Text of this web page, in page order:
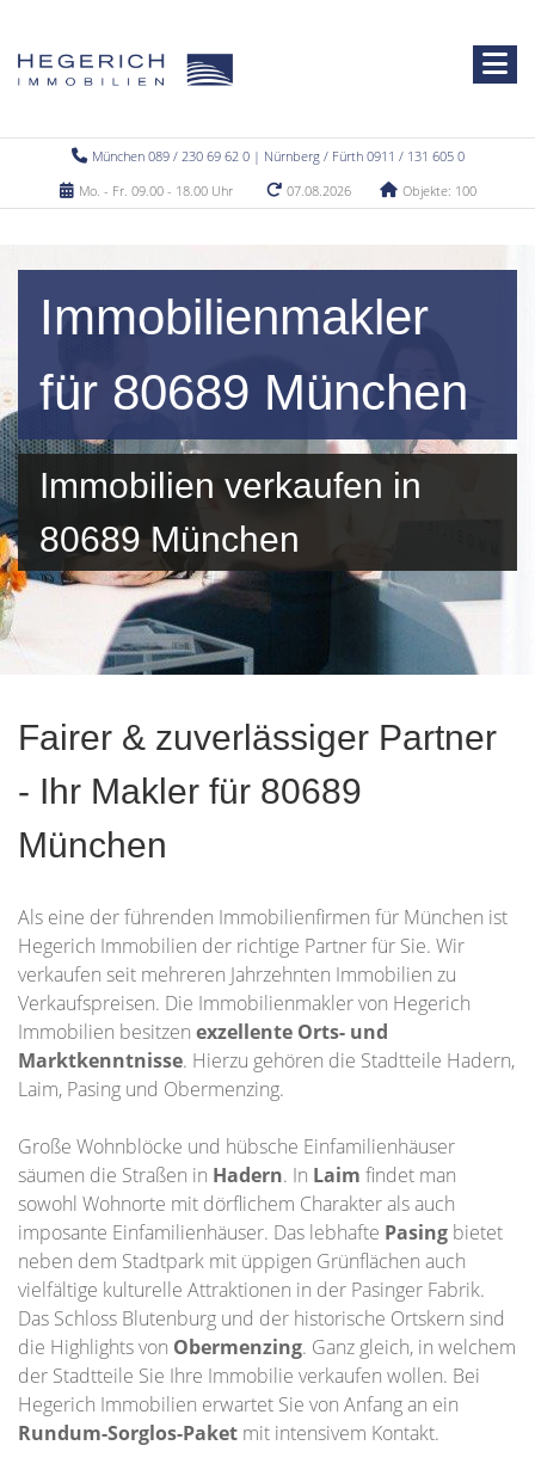
München 089 / 230 69 62 0 | Nürnberg / Fürth 0911 / 131 605 0
Mo. - Fr. 09.00 - 18.00 Uhr
07.08.2026 Objekte: 100
Immobilienmakler
für 80689 München
Immobilien verkaufen in
80689 München
Fairer & zuverlässiger Partner
- Ihr Makler für 80689
München
Als eine der führenden Immobilienfirmen für München ist
Hegerich Immobilien der richtige Partner für Sie. Wir
verkaufen seit mehreren Jahrzehnten Immobilien zu
Verkaufspreisen. Die Immobilienmakler von Hegerich
Immobilien besitzen exzellente Orts- und
Marktkenntnisse. Hierzu gehören die Stadtteile Hadern,
Laim, Pasing und Obermenzing.
Große Wohnblöcke und hübsche Einfamilienhäuser
säumen die Straßen in Hadern. In Laim findet man
sowohl Wohnorte mit dörflichem Charakter als auch
imposante Einfamilienhäuser. Das lebhafte Pasing bietet
neben dem Stadtpark mit üppigen Grünflächen auch
vielfältige kulturelle Attraktionen in der Pasinger Fabrik.
Das Schloss Blutenburg und der historische Ortskern sind
die Highlights von Obermenzing. Ganz gleich, in welchem
der Stadtteile Sie Ihre Immobilie verkaufen wollen. Bei
Hegerich Immobilien erwartet Sie von Anfang an ein
Rundum-Sorglos-Paket mit intensivem Kontakt.